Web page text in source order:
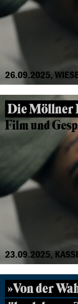
26.09.2025,
Die Möllner
Film und
23.09.2025,
»Von der